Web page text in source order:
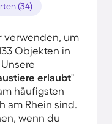
(34)
verwenden, um
Objekten in
erlaubt"
häufigsten
am Rhein sind.
wenn du